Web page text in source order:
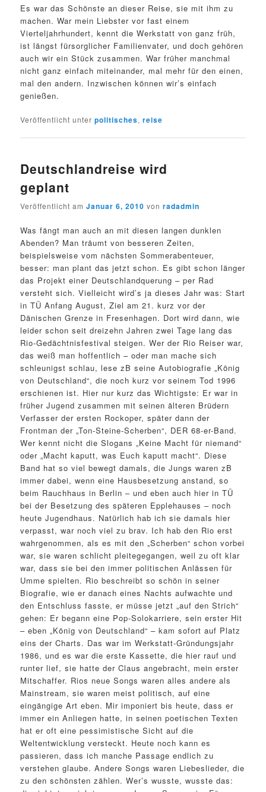
Es war das Schönste an dieser Reise, sie mit ihm zu
machen. War mein Liebster vor fast einem
Vierteljahrhundert, kennt die Werkstatt von ganz früh,
ist längst fürsorglicher Familienvater, und doch gehören
auch wir ein Stück zusammen. War früher manchmal
nicht ganz einfach miteinander, mal mehr für den einen,
mal den andern. Inzwischen können wir’s einfach
genießen.
Veröffentlicht unter politisches,reise
Deutschlandreise wird
geplant
Veröffentlicht amJanuar 6, 2010 vonradadmin
Was fängt man auch an mit diesen langen dunklen
Abenden? Man träumt von besseren Zeiten,
beispielsweise vom nächsten Sommerabenteuer,
besser: man plant das jetzt schon. Es gibt schon länger
das Projekt einer Deutschlandquerung – per Rad
versteht sich. Vielleicht wird’s ja dieses Jahr was: Start
in TÜ Anfang August, Ziel am 21. kurz vor der
Dänischen Grenze in Fresenhagen. Dort wird dann, wie
leider schon seit dreizehn Jahren zwei Tage lang das
Rio-Gedächtnisfestival steigen. Wer der Rio Reiser war,
das weiß man hoffentlich – oder man mache sich
schleunigst schlau, lese zB seine Autobiografie „König
von Deutschland“, die noch kurz vor seinem Tod 1996
erschienen ist. Hier nur kurz das Wichtigste: Er war in
früher Jugend zusammen mit seinen älteren Brüdern
Verfasser der ersten Rockoper, später dann der
Frontman der „Ton-Steine-Scherben“, DER 68-er-Band.
Wer kennt nicht die Slogans „Keine Macht für niemand“
oder „Macht kaputt, was Euch kaputt macht“. Diese
Band hat so viel bewegt damals, die Jungs waren zB
immer dabei, wenn eine Hausbesetzung anstand, so
beim Rauchhaus in Berlin – und eben auch hier in TÜ
bei der Besetzung des späteren Epplehauses – noch
heute Jugendhaus. Natürlich hab ich sie damals hier
verpasst, war noch viel zu brav. Ich hab den Rio erst
wahrgenommen, als es mit den „Scherben“ schon vorbei
war, sie waren schlicht pleitegegangen, weil zu oft klar
war, dass sie bei den immer politischen Anlässen für
Umme spielten. Rio beschreibt so schön in seiner
Biografie, wie er danach eines Nachts aufwachte und
den Entschluss fasste, er müsse jetzt „auf den Strich“
gehen: Er begann eine Pop-Solokarriere, sein erster Hit
– eben „König von Deutschland“ – kam sofort auf Platz
eins der Charts. Das war im Werkstatt-Gründungsjahr
1986, und es war die erste Kassette, die hier rauf und
runter lief, sie hatte der Claus angebracht, mein erster
Mitschaffer. Rios neue Songs waren alles andere als
Mainstream, sie waren meist politisch, auf eine
eingängige Art eben. Mir imponiert bis heute, dass er
immer ein Anliegen hatte, in seinen poetischen Texten
hat er oft eine pessimistische Sicht auf die
Weltentwicklung versteckt. Heute noch kann es
passieren, dass ich manche Passage endlich zu
verstehen glaube. Andere Songs waren Liebeslieder, die
zu den schönsten zählen. Wer’s wusste, wusste das: